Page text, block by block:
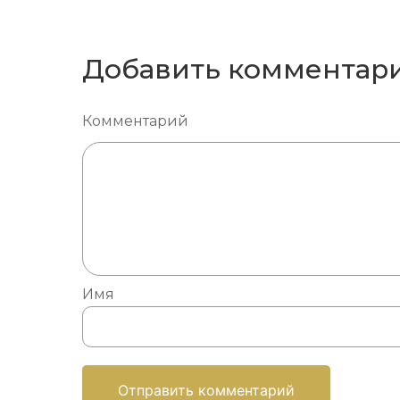
Добавить
Комментарий
Имя